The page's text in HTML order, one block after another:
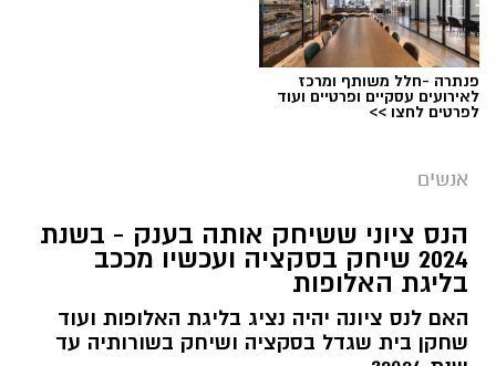
פרטי
שיאים חדשים לסטודיו נדיר: הרקדניות הנס ציוניות
כבשו את הבמות המרכזיות בפסטיבלי כרמיאל
ואשדודאנס
לאחר שסיכמו עונה עמוסה במופעי סוף השנה,
נבחרת להקות הייצוג של ׳סטודיו נדיר׳ מנס ציונה
פנתרה -חלל משותף ומרכז
לאירועים עסקיים ופרטיים ועוד
לפרטים לחצו >>
אנשים
הנס ציוני ששיחק אותה בענק - בשנת
2024 שיחק בסקציה ועכשיו מככב
בליגת האלופות
האם לנס ציונה יהיה נציג בליגת האלופות ועוד
שחקן בית שגדל בסקציה ושיחק בשורותיה עד